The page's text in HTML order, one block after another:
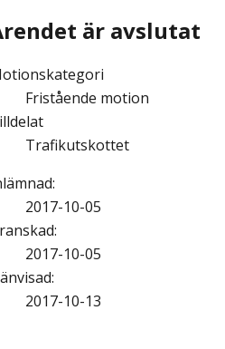
är avslutat
Fristående motion
Trafikutskottet
:
2017-10-05
:
2017-10-05
:
2017-10-13